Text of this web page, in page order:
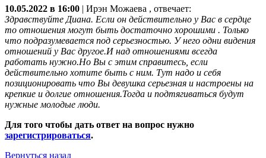
10.05.2022 в 16:00
Ирэн Можаева , отвечает:
Здравствуйте Диана. Если он действительно у Вас в сердце
то отношения могут быть достаточно хорошими . Только
что подразумевается под серьезностью. У него одни видения
отношений у Вас другое.И над отношениями всегда
работать нужно.Но Вы с этим справитесь, если
действительно хотите быть с ним. Тут надо и себя
позиционировать что Вы девушка серьезная и настроены на
крепкие и долгие отношения.Тогда и подтягиваться будут
нужные молодые люди.
Для того чтобы дать ответ на вопрос нужно
зарегистрироваться.
Вернуться назад